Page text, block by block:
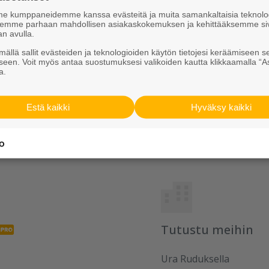
Tyyppipiirustukset ja
tuotteet/infraelementit/Tie- ja
Jaa somessa
Tutustu meihin
Ura Ruduksella
kumppaneidemme kanssa evästeitä ja muita samankaltaisia
parhaan mahdollisen asiakaskokemuksen ja kehittääksemme
avulla.
sallit evästeiden ja teknologioiden käytön tietojesi keräämiseen
Voit myös antaa suostumuksesi valikoiden kautta klikkaamalla
Hyväksy kaikki
Estä kaikki